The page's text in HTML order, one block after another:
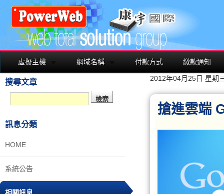
虛擬主機 網域名稱 付款方式 繳款通知
搜尋文章
訊息分類
HOME
系統公告
2012年04月25日 星期
搶進雲端